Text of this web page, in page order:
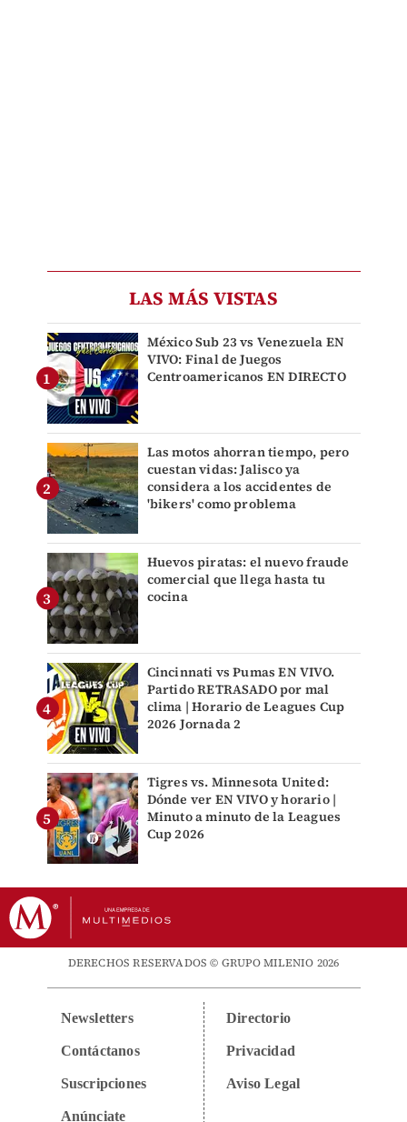
LAS MÁS VISTAS
México Sub 23 vs Venezuela EN
VIVO: Final de Juegos
Centroamericanos EN DIRECTO
Las motos ahorran tiempo, pero
cuestan vidas: Jalisco ya
considera a los accidentes de
'bikers' como problema
Huevos piratas: el nuevo fraude
comercial que llega hasta tu
cocina
Cincinnati vs Pumas EN VIVO.
Partido RETRASADO por mal
clima | Horario de Leagues Cup
2026 Jornada 2
Tigres vs. Minnesota United:
Dónde ver EN VIVO y horario |
Minuto a minuto de la Leagues
Cup 2026
DERECHOS RESERVADOS © GRUPO MILENIO 2026
Newsletters
Contáctanos
Suscripciones
Anúnciate
Directorio
Privacidad
Aviso Legal